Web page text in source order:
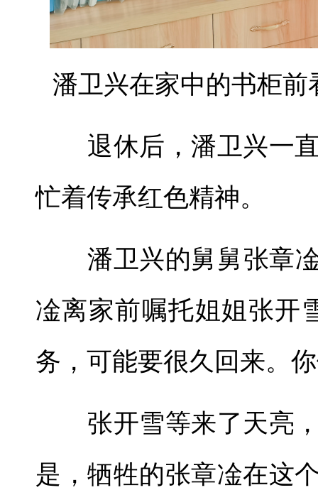
潘卫兴在家中的书柜
退休后，潘卫兴一直
忙着传承红色精神。
潘卫兴的舅舅张章凎
凎离家前嘱托姐姐张开
务，可能要很久回来。
张开雪等来了天亮，
是，牺牲的张章凎在这